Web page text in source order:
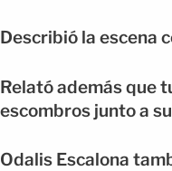
Describió la escena
Relató además que
escombros junto a
Odalis Escalona